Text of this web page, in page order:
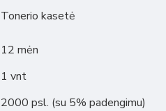
Tonerio kasetė
12 mėn
1 vnt
2000 psl. (su 5% padengimu)